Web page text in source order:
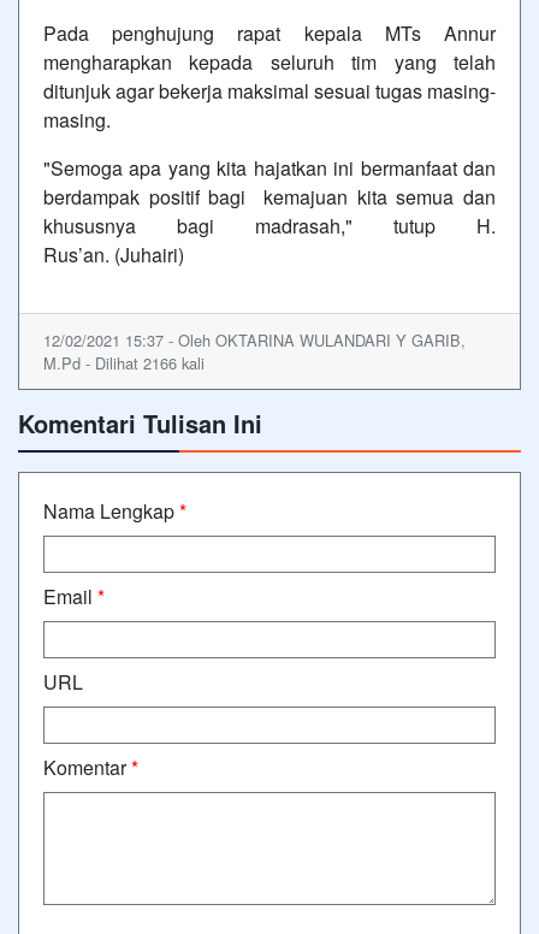
Pada penghujung rapat kepala MTs Annur
mengharapkan kepada seluruh tim yang telah
ditunjuk agar bekerja maksimal sesuai tugas masing-
masing.
"Semoga apa yang kita hajatkan ini bermanfaat dan
berdampak positif bagi kemajuan kita semua dan
khususnya bagi madrasah," tutup H.
Rus’an. (Juhairi)
12/02/2021 15:37 - Oleh OKTARINA WULANDARI Y GARIB,
M.Pd - Dilihat 2166 kali
Komentari Tulisan Ini
Nama Lengkap*
Email *
URL
Komentar*